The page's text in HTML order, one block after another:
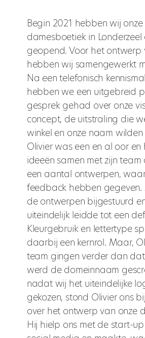
Begin 2021 hebben wij onze
damesboetiek in Londerzeel
geopend. Voor het ontwerp
hebben wij samengewerkt
Na een telefonisch
hebben we een uitgebreid
gesprek gehad over onze
concept, de uitstraling die
winkel en onze naam wilden
Olivier was een en al oor en
ideeën samen met zijn team
een aantal ontwerpen,
feedback hebben gegeven.
de ontwerpen bijgestuurd
uiteindelijk leidde tot een
Kleurgebruik en lettertype
daarbij een kernrol. Maar,
team gingen verder dan
werd de domeinnaam
nadat wij het uiteindelijke
gekozen, stond Olivier ons
over het ontwerp van onze
Hij hielp ons met de start-